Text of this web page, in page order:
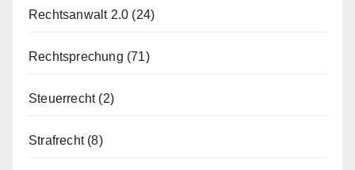
Rechtsanwalt 2.0 (24)
Rechtsprechung (71)
Steuerrecht(2)
Strafrecht(8)